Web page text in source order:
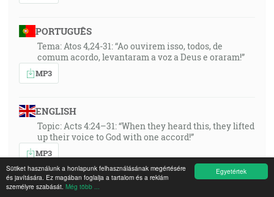
Egyetértek
Sütiket használunk a honlapunk felhasználásának megértésére
és javítására. Ez magában foglalja a tartalom és a reklám
személyre szabását. Még több ...
PORTUGUÊS
Tema: Atos 4,24-31: “Ao ouvirem isso, todos, de
comum acordo, levantaram a voz a Deus e oraram!”
MP3
ENGLISH
Topic: Acts 4:24–31: “When they heard this, they lifted
up their voice to God with one accord!”
MP3
DEUTSCH